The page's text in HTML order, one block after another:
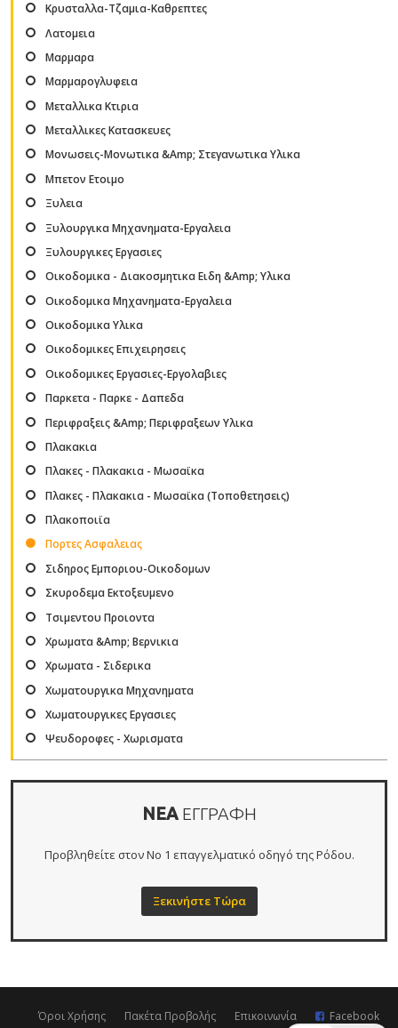
Κρυσταλλα-Τζαμια-Καθρεπτες
Λατομεια
Μαρμαρα
Μαρμαρογλυφεια
Μεταλλικα Κτιρια
Μεταλλικες Κατασκευες
Μονωσεις-Μονωτικα &Amp; Στεγανωτικα Υλικα
Μπετον Ετοιμο
Ξυλεια
Ξυλουργικα Μηχανηματα-Εργαλεια
Ξυλουργικες Εργασιες
Οικοδομικα - Διακοσμητικα Ειδη &Amp; Υλικα
Οικοδομικα Μηχανηματα-Εργαλεια
Οικοδομικα Υλικα
Οικοδομικες Επιχειρησεις
Οικοδομικες Εργασιες-Εργολαβιες
Παρκετα - Παρκε - Δαπεδα
Περιφραξεις &Amp; Περιφραξεων Υλικα
Πλακακια
Πλακες - Πλακακια - Μωσαϊκα
Πλακες - Πλακακια - Μωσαϊκα (Τοποθετησεις)
Πλακοποιϊα
Πορτες Ασφαλειας
Σιδηρος Εμποριου-Οικοδομων
Σκυροδεμα Εκτοξευμενο
Τσιμεντου Προιοντα
Χρωματα &Amp; Βερνικια
Χρωματα - Σιδερικα
Χωματουργικα Μηχανηματα
Χωματουργικες Εργασιες
Ψευδοροφες - Χωρισματα
ΝΕΑ ΕΓΓΡΑΦΗ
Προβληθείτε στον Νο 1 επαγγελματικό οδηγό της Ρόδου.
Ξεκινήστε Τώρα
Όροι Χρήσης Πακέτα Προβολής Επικοινωνία
Facebook